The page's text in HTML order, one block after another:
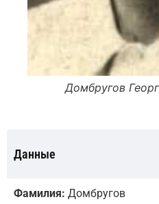
Домбругов
Данные
Фамилия: Домбругов